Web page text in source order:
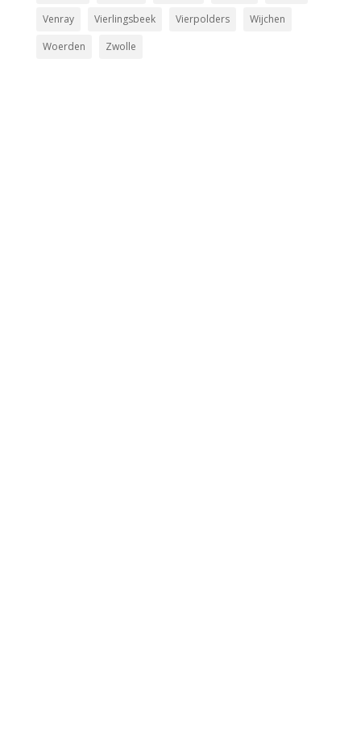
Venray
Vierlingsbeek Vierpolders
Wijchen
Woerden
Zwolle